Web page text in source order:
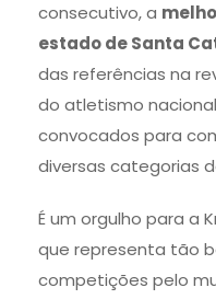
consecutivo, a
estado de Santa
das referências na
do atletismo
convocados para
diversas categorias
É um orgulho para a
que representa tão
competições pelo